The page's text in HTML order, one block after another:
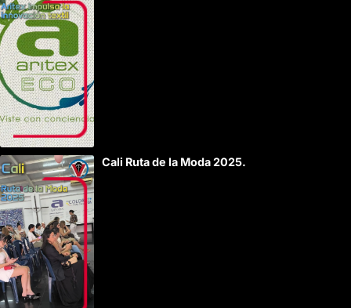
Cali Ruta de la Moda 2025.